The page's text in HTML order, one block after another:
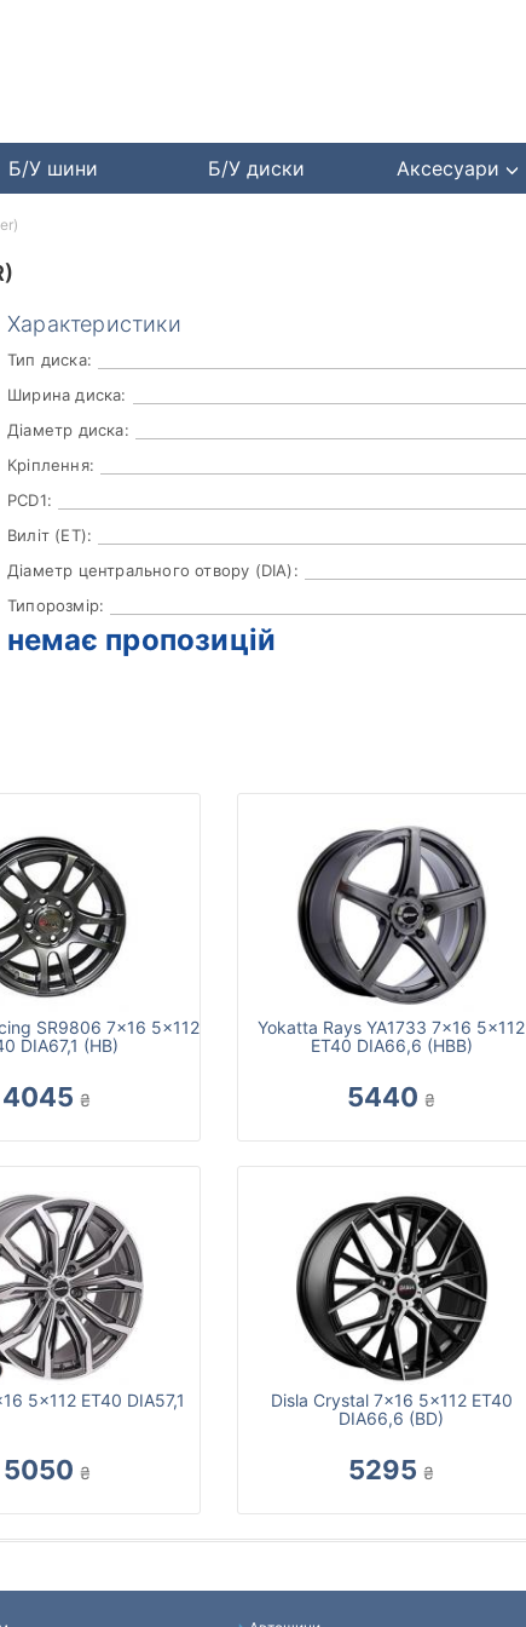
Б/У шини Б/У диски Аксесуари
Характеристики
Тип диска:
Ширина диска:
Діаметр диска:
Кріплення:
PCD1:
Виліт (ET):
Діаметр центрального отвору (DIA):
Типорозмір:
немає пропозицій
SR9806 7x16 5x112
DIA67,1 (HB)
4045 ₴
Yokatta Rays YA1733 7x16 5x112
ET40 DIA66,6 (HBB)
5440 ₴
5x112 ET40 DIA57,1
5050 ₴
Disla Crystal 7x16 5x112 ET40
DIA66,6 (BD)
5295 ₴